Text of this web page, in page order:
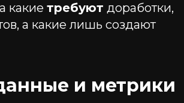
какие требуют доработки,
а какие лишь создают
и метрики